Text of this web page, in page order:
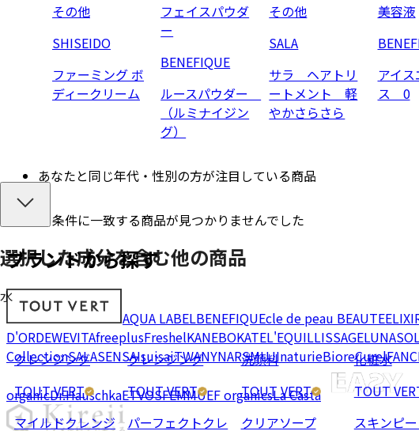
選択した成分を含む他の商品
水
クレンジング
TOUT VERT
マイルドクレンジ
クレンジング
TOUT VERT
パーフェクトクレ
洗顔料
TOUT VERT
クリアソープ
化粧水
TOUT
スキンピ
その他
SHISEIDO
ファーミング ボ
ディークリーム
フェイスパウダ
ー
BENEFIQUE
ルースパウダー
（ルミナイジン
グ）
その他
SALA
サラ ヘアトリ
ートメント 軽
やかさらさら
美容液
アイ
ス 0
あなたと同じ年代・性別の方が注目している商品
条件に一致する商品が見つかりませんでした
ブランドから探す
AQUA LABELBENEFIQUEcle de peau BEAUTE
D'ORDEWEVITAfreeplusFreshelKANEBOKATEL'EQUILLISSAGELUNASOL
CollectionSALASENSAIsuisaiTWANYNARSMUJInaturieBioreCurel
organicDr.HauschkaETVOSFEMMUEF organicsLa Casta